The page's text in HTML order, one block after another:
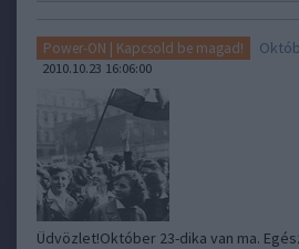
Power-ON | Kapcsold be magad!
2010.10.23 16:06:00
Üdvözlet!Október 23-dika van ma.